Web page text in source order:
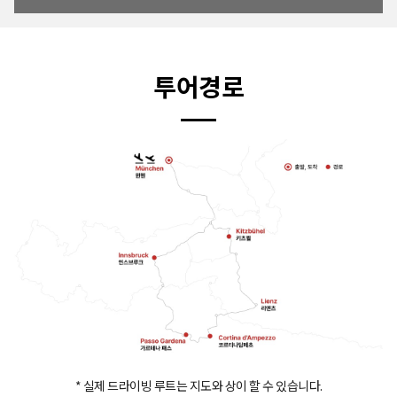
투어경로
* 실제 드라이빙 루트는 지도와 상이 할 수 있습니다.